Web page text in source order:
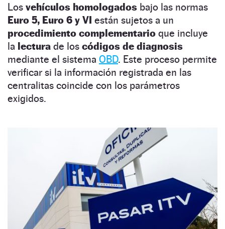
Los vehículos homologados bajo las normas
Euro 5, Euro 6 y VI están sujetos a un
procedimiento complementario que incluye
la lectura de los códigos de diagnosis
mediante el sistema OBD. Este proceso permite
verificar si la información registrada en las
centralitas coincide con los parámetros
exigidos.